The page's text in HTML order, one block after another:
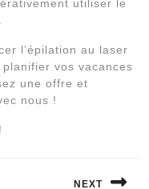
utiliser le
l’épilation au laser
planifier vos vacances
une offre et
nous !
NEXT